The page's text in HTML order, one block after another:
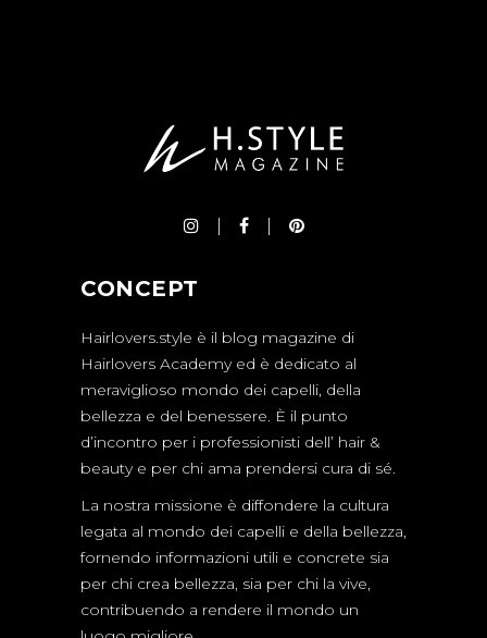
CONCEPT
Hairlovers.style è il blog magazine di
Hairlovers Academy ed è dedicato al
meraviglioso mondo dei capelli, della
bellezza e del benessere. È il punto
d’incontro per i professionisti dell’ hair &
beauty e per chi ama prendersi cura di sé.
La nostra missione è diffondere la cultura
legata al mondo dei capelli e della bellezza,
fornendo informazioni utili e concrete sia
per chi crea bellezza, sia per chi la vive,
contribuendo a rendere il mondo un